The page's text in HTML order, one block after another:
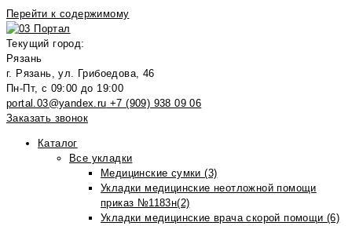
Перейти к содержимому
Текущий город:
Рязань
г. Рязань, ул. Грибоедова, 46
Пн-Пт, с 09:00 до 19:00
portal.03@yandex.ru +7 (909) 938 09 06
Заказать звонок
Каталог
Все укладки
Медицинские сумки (3)
Укладки медицинские неотложной помощи
приказ №1183н(2)
Укладки медицинские врача скорой помощи (6)